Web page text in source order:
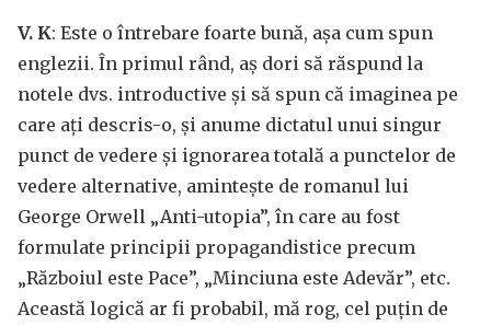
V. K: Este o întrebare foarte bună, așa cum spun
englezii. În primul rând, aș dori să răspund la
notele dvs. introductive și să spun că imaginea pe
care ați descris-o, și anume dictatul unui singur
punct de vedere și ignorarea totală a punctelor de
vedere alternative, amintește de romanul lui
George Orwell „Anti-utopia”, în care au fost
formulate principii propagandistice precum
„Războiul este Pace”, „Minciuna este Adevăr”, etc.
Această logică ar fi probabil, mă rog, cel puțin de